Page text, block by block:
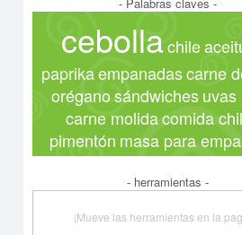
cebollachile
paprikaempanadascarne
oréganosándwiches uvas
carne molidacomida
pimentón masa para
- herramientas -
¡Mueve las herramientas en la